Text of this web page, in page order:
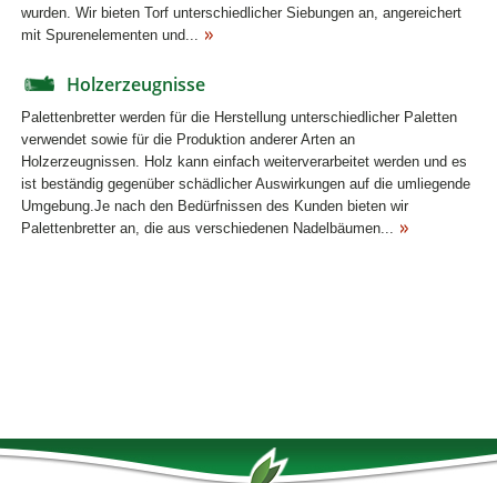
wurden. Wir bieten Torf unterschiedlicher Siebungen an, angereichert
mit Spurenelementen und...
Holzerzeugnisse
Palettenbretter werden für die Herstellung unterschiedlicher Paletten
verwendet sowie für die Produktion anderer Arten an
Holzerzeugnissen. Holz kann einfach weiterverarbeitet werden und es
ist beständig gegenüber schädlicher Auswirkungen auf die umliegende
Umgebung.Je nach den Bedürfnissen des Kunden bieten wir
Palettenbretter an, die aus verschiedenen Nadelbäumen...